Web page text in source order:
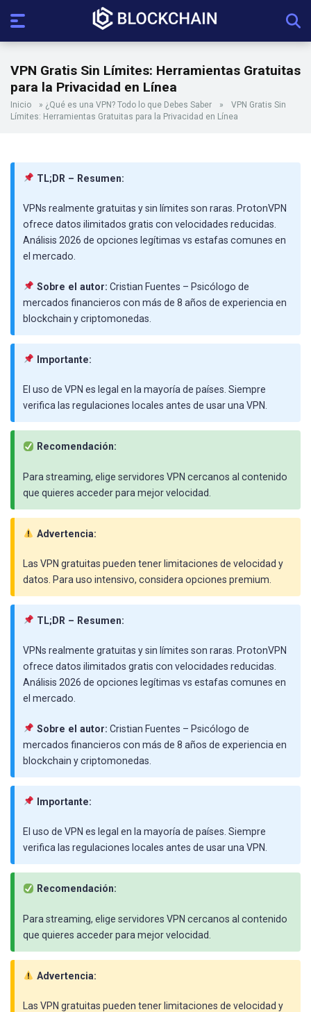
VPN Gratis Sin Límites: Herramientas Gratuitas
para la Privacidad en Línea
Inicio » ¿Qué es una VPN? Todo lo que Debes Saber »
VPN Gratis Sin
Límites: Herramientas Gratuitas para la Privacidad en Línea
TL;DR – Resumen:
VPNs realmente gratuitas y sin límites son raras. ProtonVPN
ofrece datos ilimitados gratis con velocidades reducidas.
Análisis 2026 de opciones legítimas vs estafas comunes en
el mercado.
Sobre el autor: Cristian Fuentes – Psicólogo de
mercados financieros con más de 8 años de experiencia en
blockchain y criptomonedas.
Importante:
El uso de VPN es legal en la mayoría de países. Siempre
verifica las regulaciones locales antes de usar una VPN.
Recomendación:
Para streaming, elige servidores VPN cercanos al contenido
que quieres acceder para mejor velocidad.
Advertencia:
Las VPN gratuitas pueden tener limitaciones de velocidad y
datos. Para uso intensivo, considera opciones premium.
TL;DR – Resumen:
VPNs realmente gratuitas y sin límites son raras. ProtonVPN
ofrece datos ilimitados gratis con velocidades reducidas.
Análisis 2026 de opciones legítimas vs estafas comunes en
el mercado.
Sobre el autor: Cristian Fuentes – Psicólogo de
mercados financieros con más de 8 años de experiencia en
blockchain y criptomonedas.
Importante:
El uso de VPN es legal en la mayoría de países. Siempre
verifica las regulaciones locales antes de usar una VPN.
Recomendación:
Para streaming, elige servidores VPN cercanos al contenido
que quieres acceder para mejor velocidad.
Advertencia:
Las VPN gratuitas pueden tener limitaciones de velocidad y